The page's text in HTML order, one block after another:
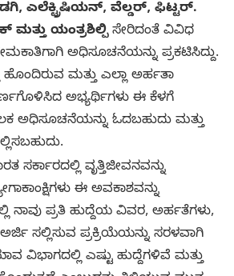
ಎಲೆಕ್ಟ್ರಿಷಿಯನ್, ವೆಲ್ಡರ್, ಫಿಟ್ಟರ್.
ಮತ್ತು ಯಂತ್ರಶಿಲ್ಪಿಸೇರಿದಂತೆ ವಿವಿಧ
ಅಧಿಸೂಚನೆಯನ್ನು ಪ್ರಕಟಿಸಿದ್ದು.
ಹೊಂದಿರುವ ಮತ್ತು ಎಲ್ಲಾ ಅರ್ಹತಾ
ಅಭ್ಯರ್ಥಿಗಳು ಈ ಕೆಳಗೆ
ಅಧಿಸೂಚನೆಯನ್ನು ಓದಬಹುದು ಮತ್ತು
ವೃತ್ತಿಜೀವನವನ್ನು
ಈ ಅವಕಾಶವನ್ನು
ನಾವು ಪ್ರತಿ ಹುದ್ದೆಯ ವಿವರ, ಅರ್ಹತೆಗಳು,
ಸಲ್ಲಿಸುವ ಪ್ರಕ್ರಿಯೆಯನ್ನು ಸರಳವಾಗಿ
ವಿಭಾಗದಲ್ಲಿ ಎಷ್ಟು ಹುದ್ದೆಗಳಿವೆ ಮತ್ತು